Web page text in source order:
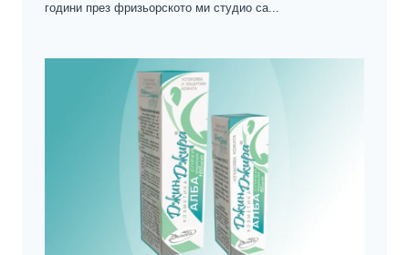
години през фризьорското ми студио са...